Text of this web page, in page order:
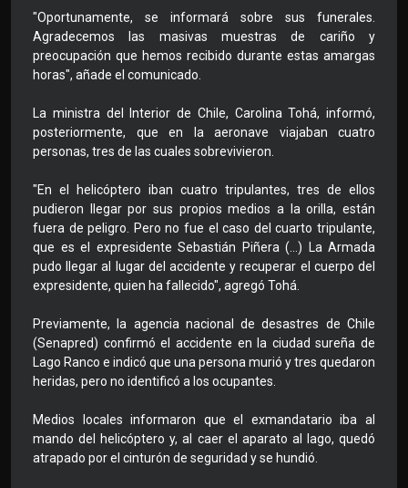
"Oportunamente, se informará sobre sus funerales.
Agradecemos las masivas muestras de cariño y
preocupación que hemos recibido durante estas amargas
horas", añade el comunicado.
La ministra del Interior de Chile, Carolina Tohá, informó,
posteriormente, que en la aeronave viajaban cuatro
personas, tres de las cuales sobrevivieron.
"En el helicóptero iban cuatro tripulantes, tres de ellos
pudieron llegar por sus propios medios a la orilla, están
fuera de peligro. Pero no fue el caso del cuarto tripulante,
que es el expresidente Sebastián Piñera (...) La Armada
pudo llegar al lugar del accidente y recuperar el cuerpo del
expresidente, quien ha fallecido", agregó Tohá.
Previamente, la agencia nacional de desastres de Chile
(Senapred) confirmó el accidente en la ciudad sureña de
Lago Ranco e indicó que una persona murió y tres quedaron
heridas, pero no identificó a los ocupantes.
Medios locales informaron que el exmandatario iba al
mando del helicóptero y, al caer el aparato al lago, quedó
atrapado por el cinturón de seguridad y se hundió.